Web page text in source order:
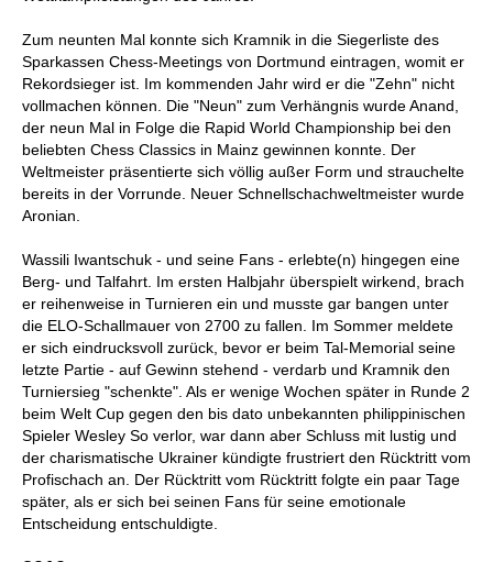
Zum neunten Mal konnte sich Kramnik in die Siegerliste des
Sparkassen Chess-Meetings von Dortmund eintragen, womit er
Rekordsieger ist. Im kommenden Jahr wird er die "Zehn" nicht
vollmachen können. Die "Neun" zum Verhängnis wurde Anand,
der neun Mal in Folge die Rapid World Championship bei den
beliebten Chess Classics in Mainz gewinnen konnte. Der
Weltmeister präsentierte sich völlig außer Form und strauchelte
bereits in der Vorrunde. Neuer Schnellschachweltmeister wurde
Aronian.
Wassili Iwantschuk - und seine Fans - erlebte(n) hingegen eine
Berg- und Talfahrt. Im ersten Halbjahr überspielt wirkend, brach
er reihenweise in Turnieren ein und musste gar bangen unter
die ELO-Schallmauer von 2700 zu fallen. Im Sommer meldete
er sich eindrucksvoll zurück, bevor er beim Tal-Memorial seine
letzte Partie - auf Gewinn stehend - verdarb und Kramnik den
Turniersieg "schenkte". Als er wenige Wochen später in Runde 2
beim Welt Cup gegen den bis dato unbekannten philippinischen
Spieler Wesley So verlor, war dann aber Schluss mit lustig und
der charismatische Ukrainer kündigte frustriert den Rücktritt vom
Profischach an. Der Rücktritt vom Rücktritt folgte ein paar Tage
später, als er sich bei seinen Fans für seine emotionale
Entscheidung entschuldigte.